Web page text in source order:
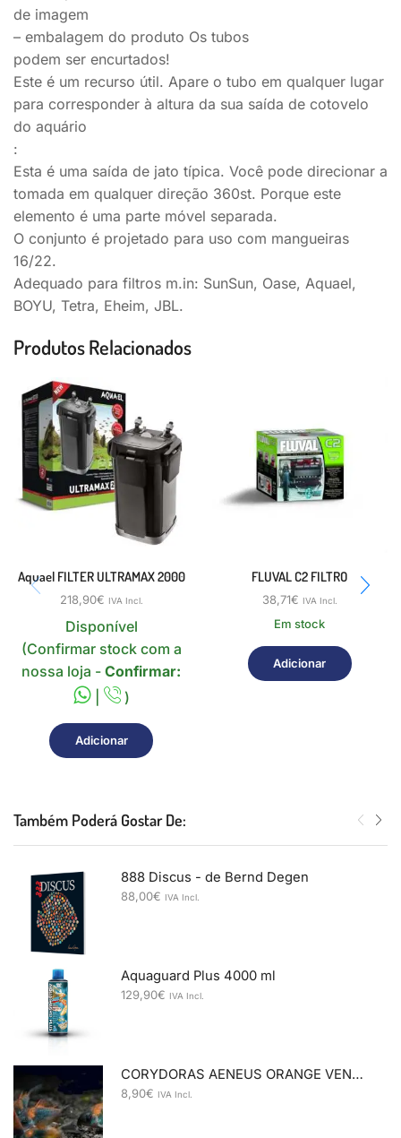
de imagem
– embalagem do produto Os tubos
podem ser encurtados!
Este é um recurso útil. Apare o tubo em qualquer lugar
para corresponder à altura da sua saída de cotovelo
do aquário
:
Esta é uma saída de jato típica. Você pode direcionar a
tomada em qualquer direção 360st. Porque este
elemento é uma parte móvel separada.
O conjunto é projetado para uso com mangueiras
16/22.
Adequado para filtros m.in: SunSun, Oase, Aquael,
BOYU, Tetra, Eheim, JBL.
Produtos Relacionados
Aquael FILTER ULTRAMAX 2000
218,90€ IVA Incl.
Disponível
(Confirmar stock com a
nossa loja -Confirmar:
|
)
Adicionar
FLUVAL C2 FILTRO
38,71€ IVA Incl.
Em stock
Adicionar
Também Poderá Gostar De:
888 Discus - de Bernd Degen
88,00€ IVA Incl.
Aquaguard Plus 4000 ml
129,90€ IVA Incl.
CORYDORAS AENEUS ORANGE VENEZUELA 2,5-3
8,90€ IVA Incl.